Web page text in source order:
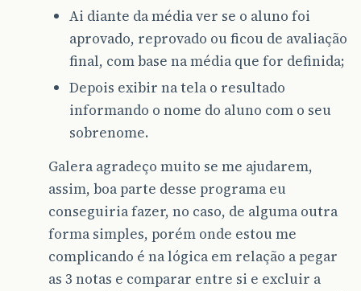
Ai diante da média ver se o aluno foi
aprovado, reprovado ou ficou de avaliação
final, com base na média que for definida;
Depois exibir na tela o resultado
informando o nome do aluno com o seu
sobrenome.
Galera agradeço muito se me ajudarem,
assim, boa parte desse programa eu
conseguiria fazer, no caso, de alguma outra
forma simples, porém onde estou me
complicando é na lógica em relação a pegar
as 3 notas e comparar entre si e excluir a